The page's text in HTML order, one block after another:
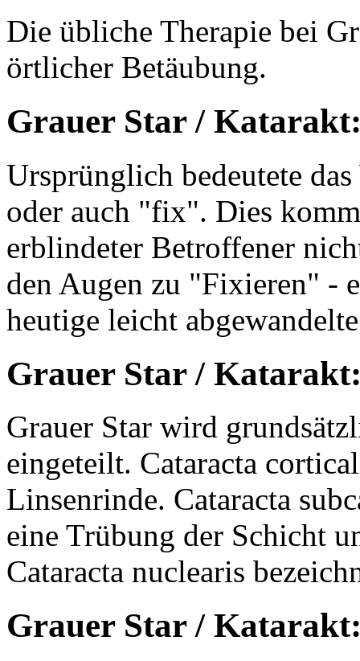
Die übliche Therapie bei
örtlicher Betäubung.
Grauer Star /
Ursprünglich bedeutete
oder auch "fix". Dies
erblindeter Betroffener
den Augen zu "Fixieren" -
heutige leicht
Grauer Star /
Grauer Star wird
eingeteilt. Cataracta
Linsenrinde. Cataracta
eine Trübung der Schicht
Cataracta nuclearis
Grauer Star /